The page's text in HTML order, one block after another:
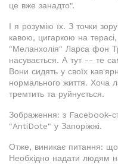
це вже занадто".
І я розумію їх. З точки
кавою, цигаркою на
"Меланхолія" Ларса фон
насувається. А тут -- те
Вони сидять у своїх
нормального життя. Хоча
тремтить та руйнується.
Зображення: з Facebook-
"AntiDote" у Запоріжжі.
Отже, виникає питання:
Необхідно надати людям